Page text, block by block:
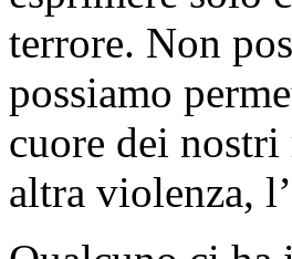
terrore. Non
possiamo
cuore dei
altra violenza,